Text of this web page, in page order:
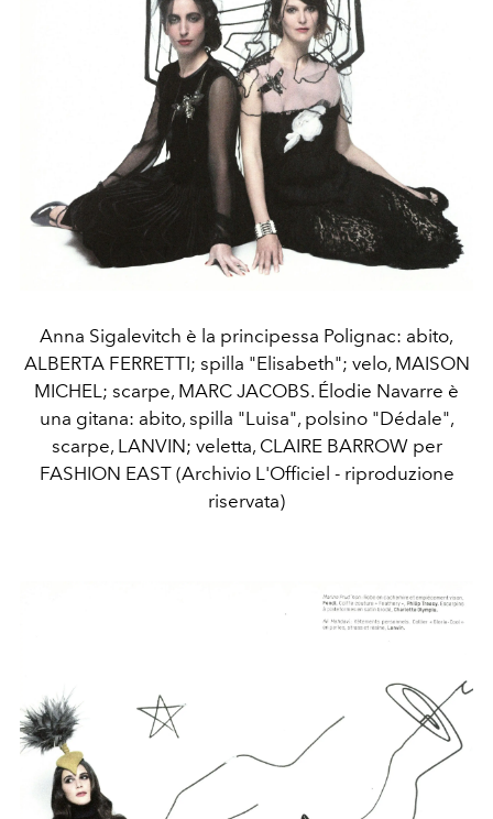
Anna Sigalevitch è la principessa Polignac: abito,
ALBERTA FERRETTI; spilla "Elisabeth"; velo, MAISON
MICHEL; scarpe, MARC JACOBS. Élodie Navarre è
una gitana: abito, spilla "Luisa", polsino "Dédale",
scarpe, LANVIN; veletta, CLAIRE BARROW per
FASHION EAST (Archivio L'Officiel - riproduzione
riservata)